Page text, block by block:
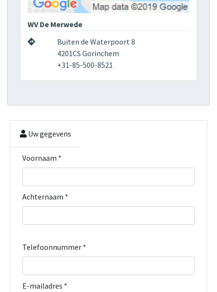
WV De Merwede
Buiten de Waterpoort 8
4201CS Gorinchem
+31-85-500-8521
Uw gegevens
Voornaam *
Achternaam *
Telefoonnummer *
E-mailadres *